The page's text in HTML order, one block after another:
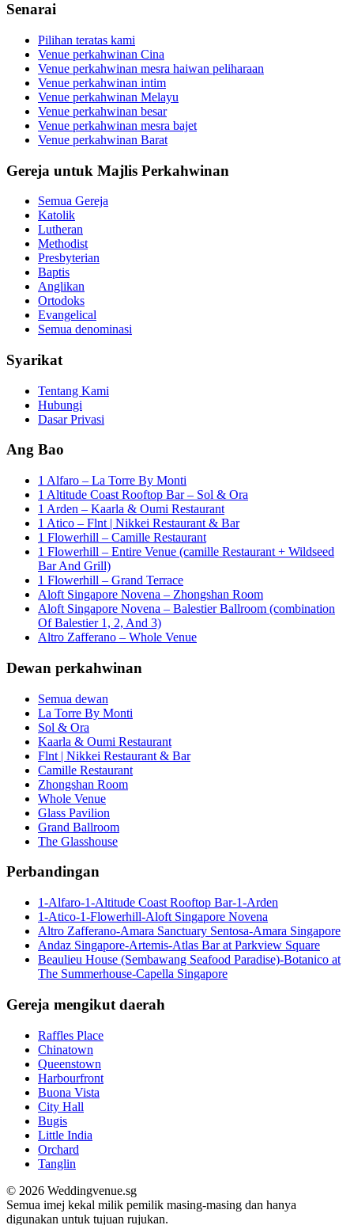
Senarai
Pilihan teratas kami
Venue perkahwinan Cina
Venue perkahwinan mesra haiwan peliharaan
Venue perkahwinan intim
Venue perkahwinan Melayu
Venue perkahwinan besar
Venue perkahwinan mesra bajet
Venue perkahwinan Barat
Gereja untuk Majlis Perkahwinan
Semua Gereja
Katolik
Lutheran
Methodist
Presbyterian
Baptis
Anglikan
Ortodoks
Evangelical
Semua denominasi
Syarikat
Tentang Kami
Hubungi
Dasar Privasi
Ang Bao
1 Alfaro – La Torre By Monti
1 Altitude Coast Rooftop Bar – Sol & Ora
1 Arden – Kaarla & Oumi Restaurant
1 Atico – Flnt | Nikkei Restaurant & Bar
1 Flowerhill – Camille Restaurant
1 Flowerhill – Entire Venue (camille Restaurant + Wildseed
Bar And Grill)
1 Flowerhill – Grand Terrace
Aloft Singapore Novena – Zhongshan Room
Aloft Singapore Novena – Balestier Ballroom (combination
Of Balestier 1, 2, And 3)
Altro Zafferano – Whole Venue
Dewan perkahwinan
Semua dewan
La Torre By Monti
Sol & Ora
Kaarla & Oumi Restaurant
Flnt | Nikkei Restaurant & Bar
Camille Restaurant
Zhongshan Room
Whole Venue
Glass Pavilion
Grand Ballroom
The Glasshouse
Perbandingan
1-Alfaro-1-Altitude Coast Rooftop Bar-1-Arden
1-Atico-1-Flowerhill-Aloft Singapore Novena
Altro Zafferano-Amara Sanctuary Sentosa-Amara Singapore
Andaz Singapore-Artemis-Atlas Bar at Parkview Square
Beaulieu House (Sembawang Seafood Paradise)-Botanico at
The Summerhouse-Capella Singapore
Gereja mengikut daerah
Raffles Place
Chinatown
Queenstown
Harbourfront
Buona Vista
City Hall
Bugis
Little India
Orchard
Tanglin
© 2026 Weddingvenue.sg
Semua imej kekal milik pemilik masing-masing dan hanya
digunakan untuk tujuan rujukan.